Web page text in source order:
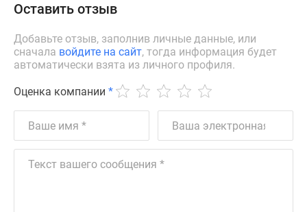
Оставить отзыв
Добавьте отзыв, заполнив личные данные, или
сначала войдите на сайт, тогда информация будет
автоматически взята из личного профиля.
Оценка компании *